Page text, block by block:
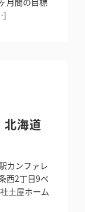
海道
カンファレ
西2丁目9ベ
土屋ホーム